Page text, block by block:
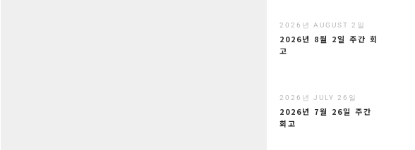
2026년 AUGUST 2일
2026년 8월 2일 주간 회
고
2026년 JULY 26일
2026년 7월 26일 주간
회고